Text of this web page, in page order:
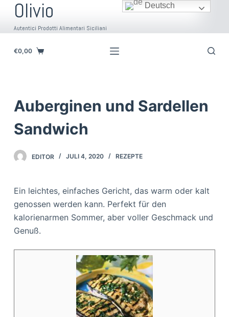
u
e
Olivio
Autentici Prodotti Alimentari Siciliani
€0,00
Auberginen und Sardellen
Sandwich
EDITOR JULI 4, 2020 REZEPTE
Ein leichtes, einfaches Gericht, das warm oder kalt
genossen werden kann. Perfekt für den
kalorienarmen Sommer, aber voller Geschmack und
Genuß.
Deutsch